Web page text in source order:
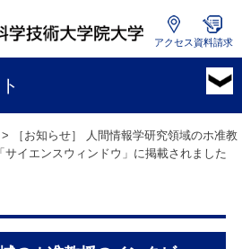
アクセス 資料請求
> ［お知らせ］
人間情報学研究領域のホ准教
イエンスウィンドウ」に掲載されました